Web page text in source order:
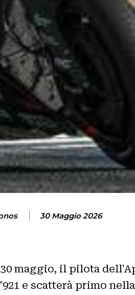
30 Maggio 2026
maggio, il pilota
e scatterà primo